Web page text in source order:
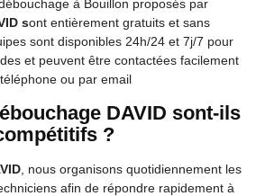
à Bouillon proposés par
sont entièrement gratuits et sans
sont disponibles 24h/24 et 7j/7 pour
et peuvent être contactées facilement
ou par email
DAVID sont-ils
?
, nous organisons quotidiennement les
afin de répondre rapidement à